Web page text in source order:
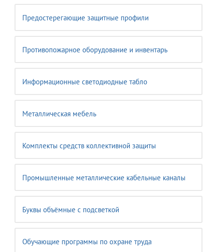
Предостерегающие защитные профили
Противопожарное оборудование и инвентарь
Информационные светодиодные табло
Металлическая мебель
Комплекты средств коллективной защиты
Промышленные металлические кабельные каналы
Буквы объёмные с подсветкой
Обучающие программы по охране труда